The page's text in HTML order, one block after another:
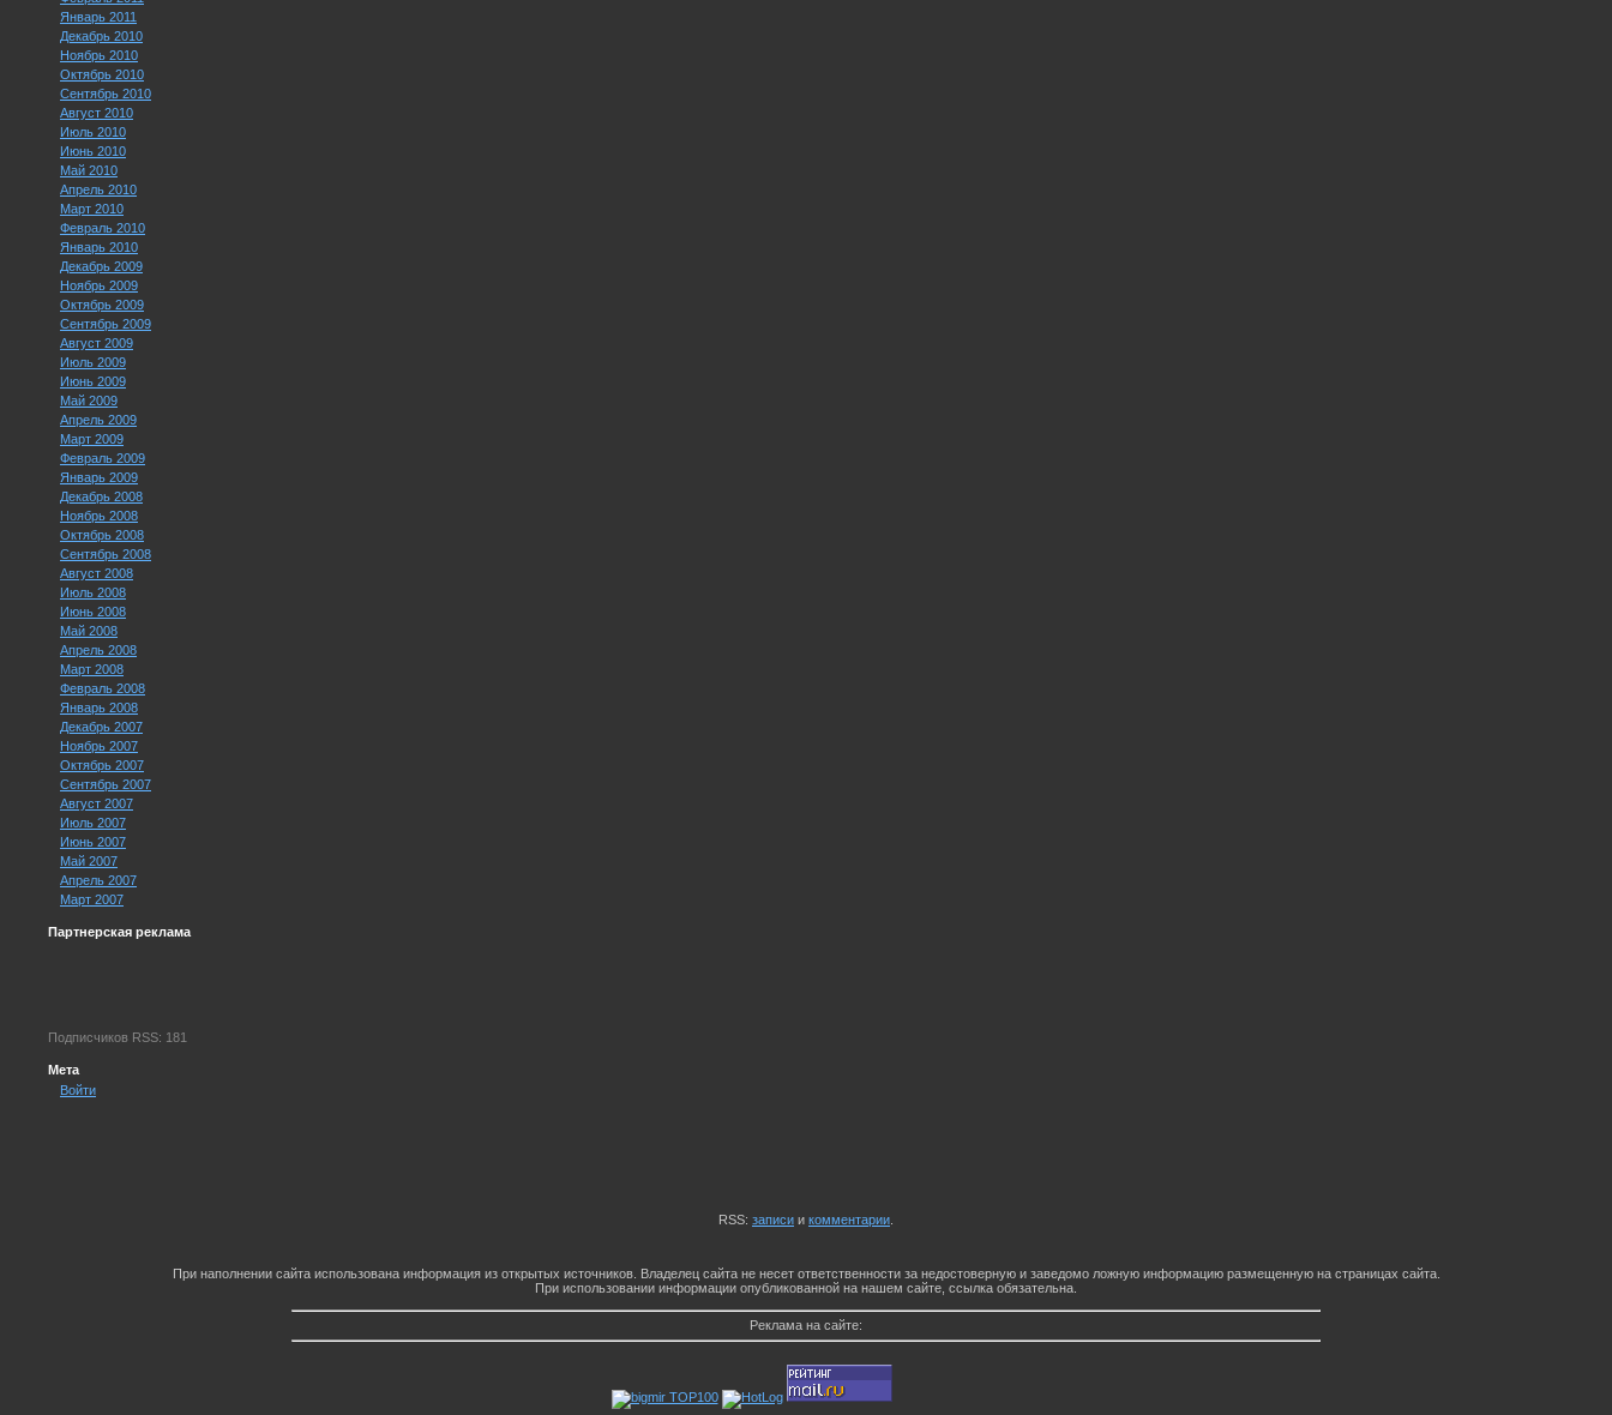
Январь 2011
Декабрь 2010
Ноябрь 2010
Октябрь 2010
Сентябрь 2010
Август 2010
Июль 2010
Июнь 2010
Май 2010
Апрель 2010
Март 2010
Февраль 2010
Январь 2010
Декабрь 2009
Ноябрь 2009
Октябрь 2009
Сентябрь 2009
Август 2009
Июль 2009
Июнь 2009
Май 2009
Апрель 2009
Март 2009
Февраль 2009
Январь 2009
Декабрь 2008
Ноябрь 2008
Октябрь 2008
Сентябрь 2008
Август 2008
Июль 2008
Июнь 2008
Май 2008
Апрель 2008
Март 2008
Февраль 2008
Январь 2008
Декабрь 2007
Ноябрь 2007
Октябрь 2007
Сентябрь 2007
Август 2007
Июль 2007
Июнь 2007
Май 2007
Апрель 2007
Март 2007
Партнерская реклама
Подписчиков RSS: 181
Мета
Войти
RSS: записи и комментарии
При наполнении сайта использована информация из открытых источников. Владелец сайта не несет ответственности за недостоверную и заведомо ложную информацию размещенную на страницах сайта.
При использовании информации опубликованной на нашем сайте, ссылка обязательна.
Реклама на сайте: